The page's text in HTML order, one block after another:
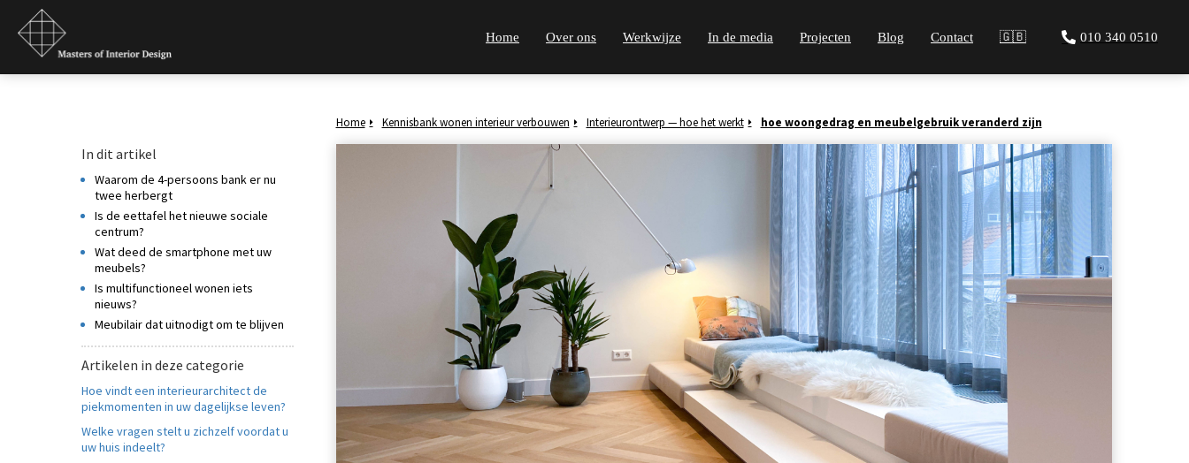
Home Over ons Werkwijze In de media Projecten Blog Contact 🇬🇧 010 340 0510
In dit artikel
Waarom de 4-persoons bank er nu
twee herbergt
Is de eettafel het nieuwe sociale
centrum?
Wat deed de smartphone met uw
meubels?
Is multifunctioneel wonen iets
nieuws?
Meubilair dat uitnodigt om te blijven
Artikelen in deze categorie
Hoe vindt een interieurarchitect de
piekmomenten in uw dagelijkse leven?
Welke vragen stelt u zichzelf voordat u
uw huis indeelt?
Home Kennisbank wonen interieur verbouwen Interieurontwerp — hoe het werkt hoe woongedrag en meubelgebruik veranderd zijn
gebruikt om
informatie te
te volgen op
Hierdoor
Voorkeuren opslaan